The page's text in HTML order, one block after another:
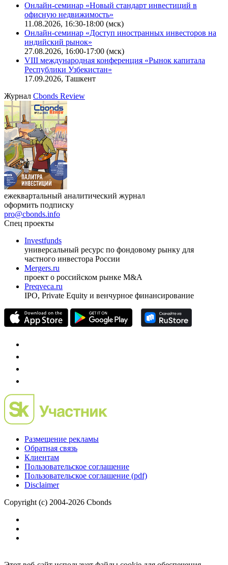
Онлайн-семинар «Новый стандарт инвестиций в
офисную недвижимость»
11.08.2026, 16:30-18:00 (мск)
Онлайн-семинар «Доступ иностранных инвесторов на
индийский рынок»
27.08.2026, 16:00-17:00 (мск)
VIII международная конференция «Рынок капитала
Республики Узбекистан»
17.09.2026, Ташкент
Журнал Cbonds Review
ежеквартальный аналитический журнал
оформить подписку
pro@cbonds.info
Спец проекты
Investfunds
универсальный ресурс по фондовому рынку для
частного инвестора России
Mergers.ru
проект о российском рынке M&A
Preqveca.ru
IPO, Private Equity и венчурное финансирование
Размещение рекламы
Обратная связь
Клиентам
Пользовательское соглашение
Пользовательское соглашение (pdf)
Disclaimer
Copyright (c) 2004-2026 Cbonds